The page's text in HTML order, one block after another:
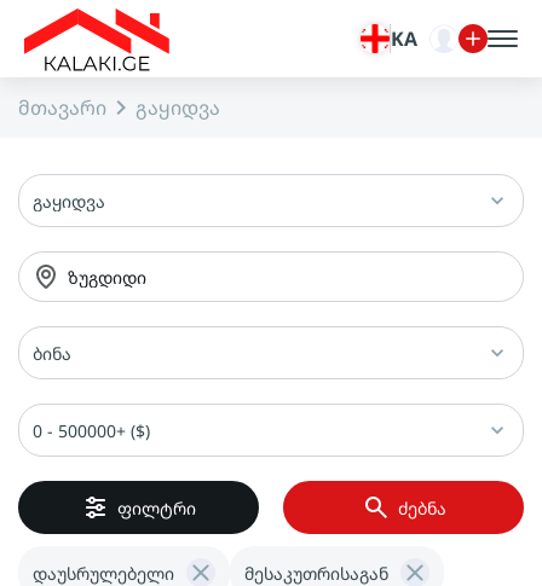
KA
მთავარი გაყიდვა
გაყიდვა
ზუგდიდი
ბინა
0 - 500000+ ($)
ფილტრი ძებნა
დაუსრულებელი მესაკუთრისაგან